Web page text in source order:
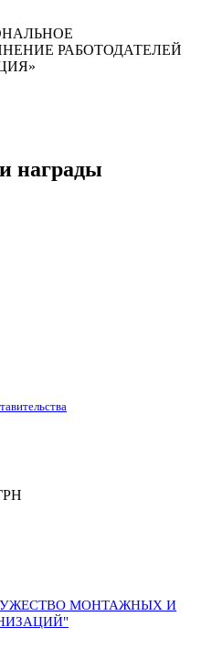
РАБОТОДАТЕЛЕЙ
награды
МОНТАЖНЫХ И